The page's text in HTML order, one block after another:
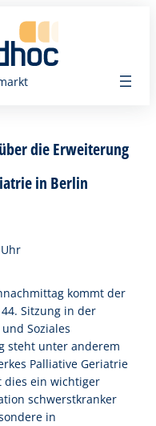
die Erweiterung
in Berlin
kommt der
Sitzung in der
Soziales
steht unter anderem
Palliative Geriatrie
dies ein wichtiger
schwerstkranker
in